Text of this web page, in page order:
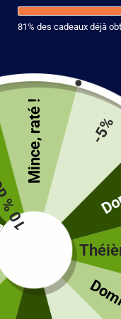
Théière NOIRE
116.90
5 en stock
81% des cadeaux déjà
Mince, raté ! -5%